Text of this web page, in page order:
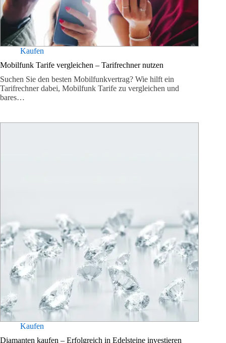
Kaufen
Mobilfunk Tarife vergleichen – Tarifrechner nutzen
Suchen Sie den besten Mobilfunkvertrag? Wie hilft ein
Tarifrechner dabei, Mobilfunk Tarife zu vergleichen und
bares…
Kaufen
Diamanten kaufen – Erfolgreich in Edelsteine investieren